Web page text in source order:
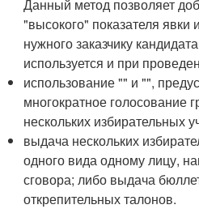
Данный метод позволяет
"высокого" показателя
нужного заказчику
используется и при
использование "" и "",
многократное голосование
нескольких избирательных
выдача нескольких
одного вида одному лицу,
сговора; либо выдача
открепительных талонов.